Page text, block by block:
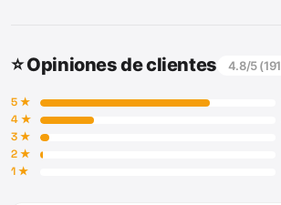
⭐ Opiniones de clientes 4.8/5 (191
5★
4★
3★
2★
1★